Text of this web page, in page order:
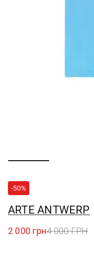
-50%
ARTE ANTWERP
2 000 грн4 000 ГРН